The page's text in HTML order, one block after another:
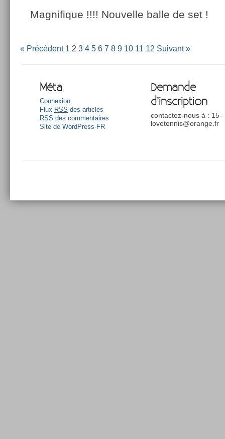
Magnifique !!!! Nouvelle balle de set !
« Précédent 1 2 3 4 5 6 7 8 9 10 11 12 Suivant »
Méta
Connexion
Flux RSS des articles
RSS des commentaires
Site de WordPress-FR
Demande
d’inscription
contactez-nous à : 15-
lovetennis@orange.fr